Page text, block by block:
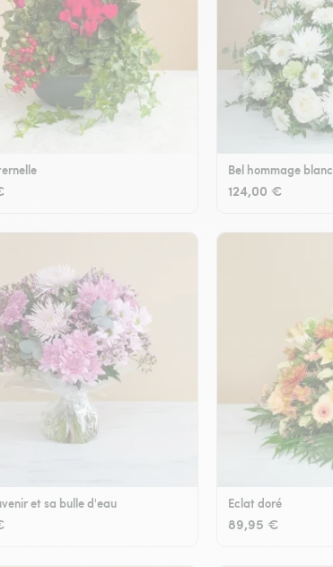
Bel hommage blanc
124,00 €
et sa bulle d'eau Eclat doré
89,95 €